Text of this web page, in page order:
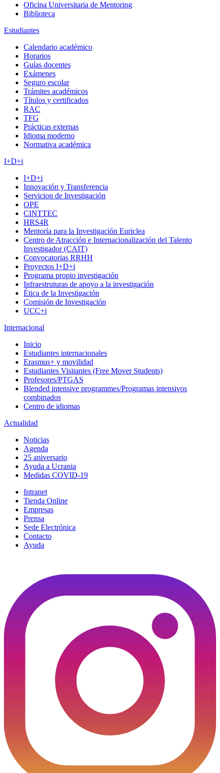
Oficina Universitaria de Mentoring
Biblioteca
Estudiantes
Calendario académico
Horarios
Guías docentes
Exámenes
Seguro escolar
Trámites académicos
Títulos y certificados
RAC
TFG
Prácticas externas
Idioma moderno
Normativa académica
I+D+i
I+D+i
Innovación y Transferencia
Servicion de Investigación
OPE
CINTTEC
HRS4R
Mentoría para la Investigación Euriclea
Centro de Atracción e Internacionalización del Talento
Investigador (CAIT)
Convocatorias RRHH
Proyectos I+D+i
Programa propio investigación
Infraestruturas de apoyo a la investigación
Ética de la Investigación
Comisión de Investigación
UCC+i
Internacional
Inicio
Estudiantes internacionales
Erasmus+ y movilidad
Estudiantes Visitantes (Free Mover Students)
Profesores/PTGAS
Blended intensive programmes/Programas intensivos
combinados
Centro de idiomas
Actualidad
Noticias
Agenda
25 aniversario
Ayuda a Ucrania
Medidas COVID-19
Intranet
Tienda Online
Empresas
Prensa
Sede Electrónica
Contacto
Ayuda